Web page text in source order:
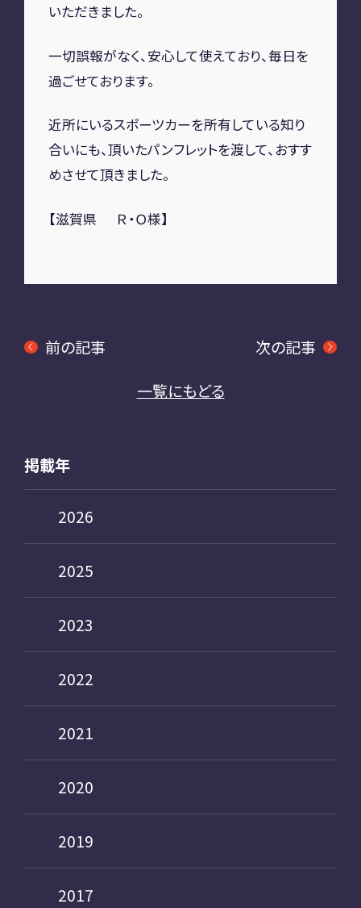
いただきました。
一切誤報がなく、安心して使えており、毎日を
過ごせております。
近所にいるスポーツカーを所有している知り
合いにも、頂いたパンフレットを渡して、おすす
めさせて頂きました。
【滋賀県 Ｒ・Ｏ様】
前の記事
一覧にもどる
次の記事
掲載年
2026
2025
2023
2022
2021
2020
2019
2017
RECRUIT
リクルート専用サイト